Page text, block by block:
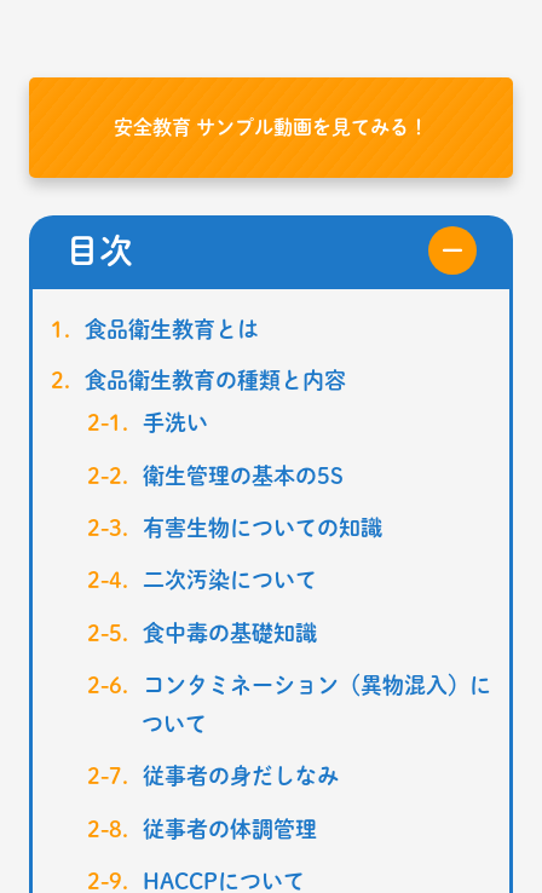
安全教育 サンプル動画を見てみる！
目次
食品衛生教育とは
食品衛生教育の種類と内容
手洗い
衛生管理の基本の5S
有害生物についての知識
二次汚染について
食中毒の基礎知識
コンタミネーション（異物混入）に
ついて
従事者の身だしなみ
従事者の体調管理
HACCPについて